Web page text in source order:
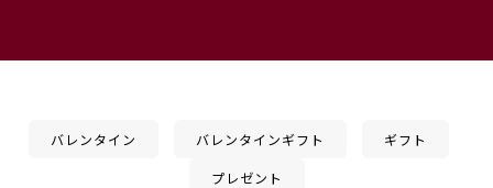
バレンタイン バレンタインギフト ギフト
プレゼント